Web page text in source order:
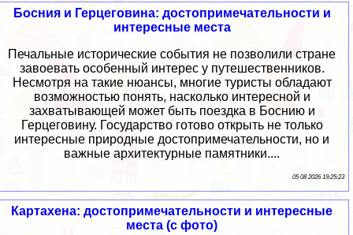
Босния и Герцеговина: достопримечательности и
интересные места
Печальные исторические события не позволили стране
завоевать особенный интерес у путешественников.
Несмотря на такие нюансы, многие туристы обладают
возможностью понять, насколько интересной и
захватывающей может быть поездка в Боснию и
Герцеговину. Государство готово открыть не только
интересные природные достопримечательности, но и
важные архитектурные памятники....
05 08 2026 19:25:23
Картахена: достопримечательности и интересные
места (с фото)